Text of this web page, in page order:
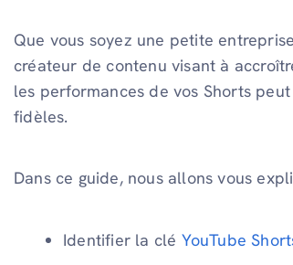
Que vous soyez une petite
créateur de contenu visant à
les performances de vos Shorts
fidèles.
Dans ce guide, nous allons vous
Identifier la clé YouTube